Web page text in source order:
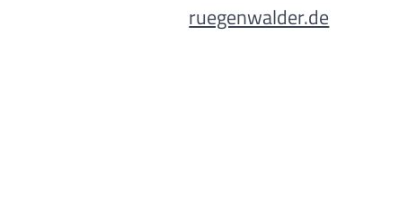
ruegenwalder.de